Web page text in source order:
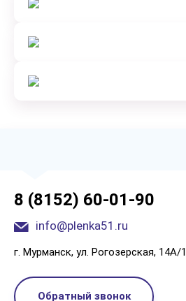
8 (8152) 60-01-90
info@plenka51.ru
г. Мурманск, ул. Рогозерская, 14А/1
Обратный звонок